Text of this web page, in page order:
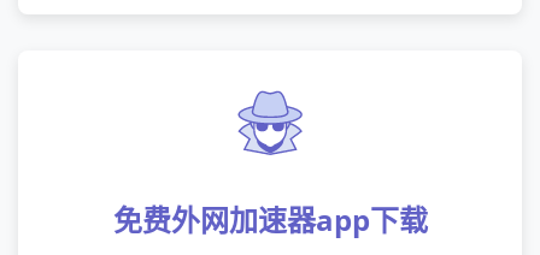
免费外网加速器app下载